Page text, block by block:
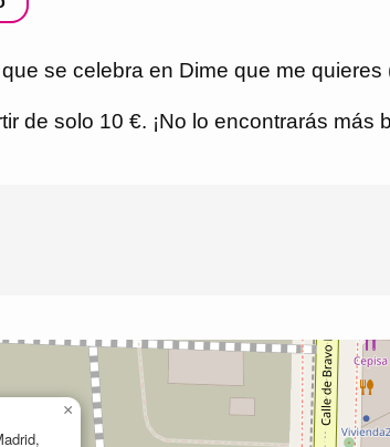
se celebra en Dime que me quieres
de solo 10 €. ¡No lo encontrarás más